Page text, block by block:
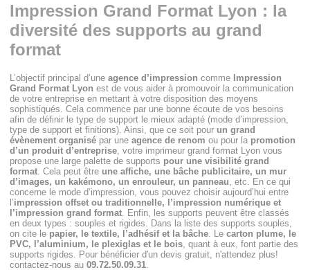
Impression Grand Format Lyon : la
diversité des supports au grand
format
L’objectif principal d’uneagence d’impression comme Impression
Grand Format Lyon est de vous aider à promouvoir la communication
de votre entreprise en mettant à votre disposition des moyens
sophistiqués. Cela commence par une bonne écoute de vos besoins
afin de définir le type de support le mieux adapté (mode d’impression,
type de support et finitions). Ainsi, que ce soit pour un grand
évènement organisé par uneagence de renom ou pour la promotion
d’un produit d’entreprise , votre imprimeur grand format Lyon vous
propose une large palette de supports pour une visibilité grand
format . Cela peut être une affiche, une bâche publicitaire, un mur
d’images, un kakémono, un enrouleur, un panneau , etc. En ce qui
concerne le mode d’impression, vous pouvez choisir aujourd’hui entre
l’impression offset ou traditionnelle, l’impression numérique et
l’impression grand format . Enfin, les supports peuvent être classés
en deux types : souples et rigides. Dans la liste des supports souples,
on cite le papier, le textile, l’adhésif et la bâche . Lecarton plume, le
PVC, l’aluminium, le plexiglas et le bois , quant à eux, font partie des
supports rigides. Pour bénéficier d'un devis gratuit, n'attendez plus!
contactez-nous au09.72.50.09.31